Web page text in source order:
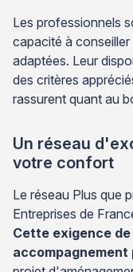
Les professionnels
capacité à
adaptées. Leur
des critères
rassurent quant au
Un réseau
votre confort
Le réseau Plus que
Entreprises de
Cette exigence